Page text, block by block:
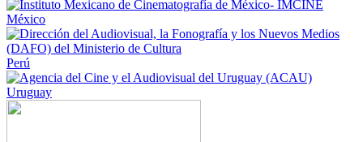
México
Perú
Uruguay